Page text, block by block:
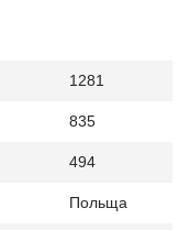
1281
835
494
Польща